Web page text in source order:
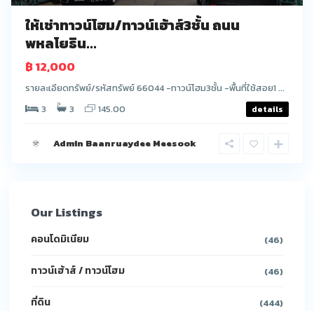
ให้เช่าทาวน์โฮม/ทาวน์เฮ้าส์3ชั้น ถนน
พหลโยธิน...
฿ 12,000
รายละเอียดทรัพย์/รหัสทรัพย์ 66044 -ทาวน์โฮม3ชั้น -พื้นที่ใช้สอย1 ...
3
3 145.00 details
Admin Baanruaydee Meesook
Our Listings
คอนโดมิเนียม (46)
ทาวน์เฮ้าส์ / ทาวน์โฮม (46)
ที่ดิน (444)